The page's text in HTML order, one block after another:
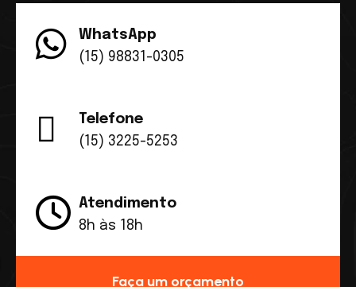
WhatsApp
(15) 98831-0305
Telefone
(15) 3225-5253
Atendimento
8h às 18h
Faça um orçamento